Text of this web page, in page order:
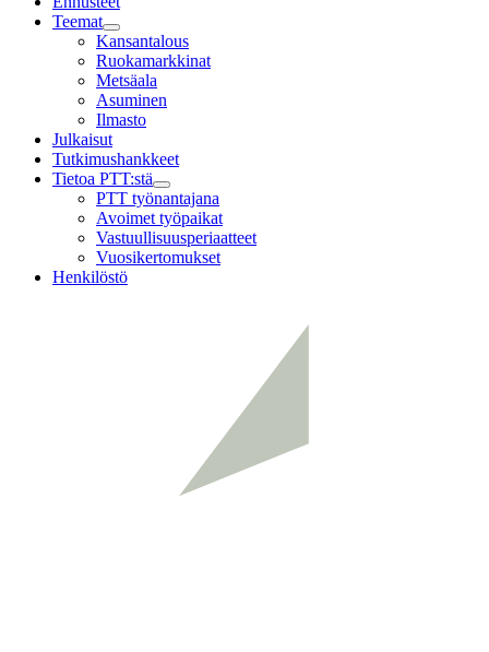
Teemat
Child
menu
Kansantalous
Ruokamarkkinat
Metsäala
Asuminen
Ilmasto
Julkaisut
Tutkimushankkeet
Tietoa PTT:stä
Child
menu
PTT työnantajana
Avoimet työpaikat
Vastuullisuusperiaatteet
Vuosikertomukset
Henkilöstö